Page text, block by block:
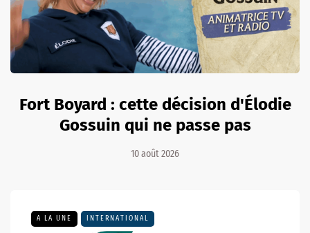
Fort Boyard : cette décision d'Élodie
Gossuin qui ne passe pas
10 août 2026
A LA UNE INTERNATIONAL